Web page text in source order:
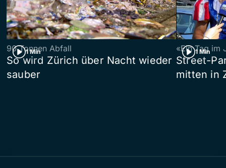
1 Min
90 Tonnen Abfall
So wird Zürich über Nacht wieder
sauber
1 Min
«Ein Tag im
Street-
mitten in